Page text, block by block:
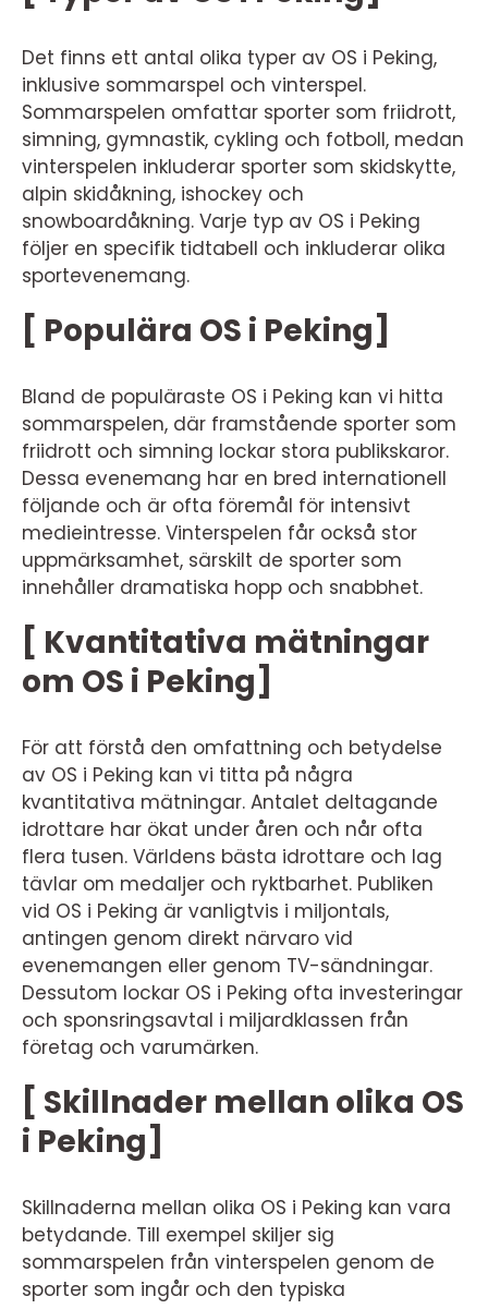
Det finns ett antal olika typer av OS i Peking,
inklusive sommarspel och vinterspel.
Sommarspelen omfattar sporter som friidrott,
simning, gymnastik, cykling och fotboll, medan
vinterspelen inkluderar sporter som skidskytte,
alpin skidåkning, ishockey och
snowboardåkning. Varje typ av OS i Peking
följer en specifik tidtabell och inkluderar olika
sportevenemang.
[ Populära OS i Peking]
Bland de populäraste OS i Peking kan vi hitta
sommarspelen, där framstående sporter som
friidrott och simning lockar stora publikskaror.
Dessa evenemang har en bred internationell
följande och är ofta föremål för intensivt
medieintresse. Vinterspelen får också stor
uppmärksamhet, särskilt de sporter som
innehåller dramatiska hopp och snabbhet.
[ Kvantitativa mätningar
om OS i Peking]
För att förstå den omfattning och betydelse
av OS i Peking kan vi titta på några
kvantitativa mätningar. Antalet deltagande
idrottare har ökat under åren och når ofta
flera tusen. Världens bästa idrottare och lag
tävlar om medaljer och ryktbarhet. Publiken
vid OS i Peking är vanligtvis i miljontals,
antingen genom direkt närvaro vid
evenemangen eller genom TV-sändningar.
Dessutom lockar OS i Peking ofta investeringar
och sponsringsavtal i miljardklassen från
företag och varumärken.
[ Skillnader mellan olika OS
i Peking]
Skillnaderna mellan olika OS i Peking kan vara
betydande. Till exempel skiljer sig
sommarspelen från vinterspelen genom de
sporter som ingår och den typiska